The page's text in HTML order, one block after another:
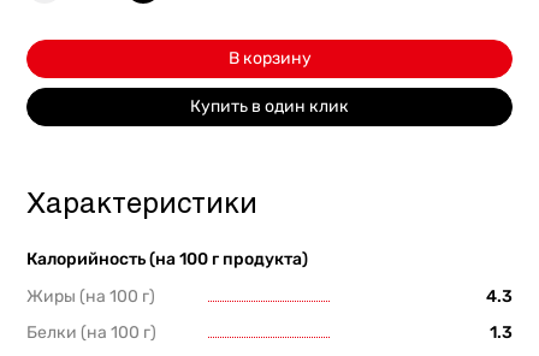
В корзину
Купить в один клик
Характеристики
Калорийность (на 100 г продукта)
Жиры (на 100 г)
4.3
Белки (на 100 г)
1.3